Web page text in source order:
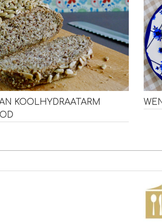
KOOLHYDRAATARM